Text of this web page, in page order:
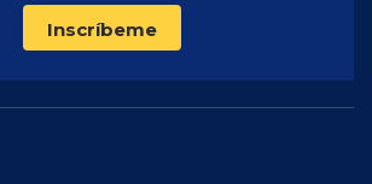
Inscríbeme